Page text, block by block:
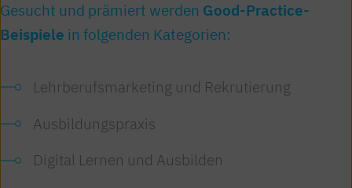
Gesucht und prämiert werden Good-Practice-
Beispiele in folgenden Kategorien:
Lehrberufsmarketing und Rekrutierung
Ausbildungspraxis
Digital Lernen und Ausbilden